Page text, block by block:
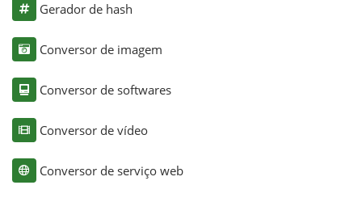
Gerador de hash
Conversor de imagem
Conversor de softwares
Conversor de vídeo
Conversor de serviço web